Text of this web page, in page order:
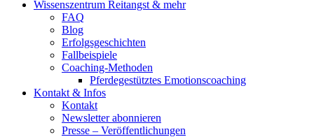
Wissenszentrum Reitangst & mehr
FAQ
Blog
Erfolgsgeschichten
Fallbeispiele
Coaching-Methoden
Pferdegestütztes Emotionscoaching
Kontakt & Infos
Kontakt
Newsletter abonnieren
Presse – Veröffentlichungen